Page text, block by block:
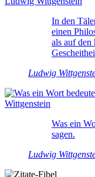
In den
einen
als auf den
Ludwig
Was ein
sagen.
Ludwig